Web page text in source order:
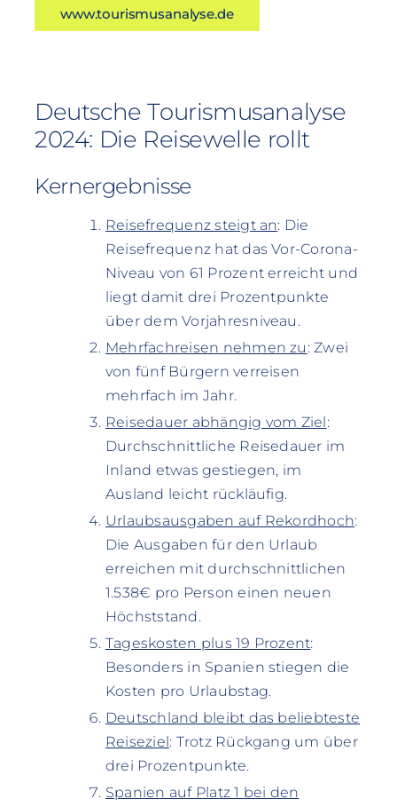
www.tourismusanalyse.de
Deutsche Tourismusanalyse
2024: Die Reisewelle rollt
Kernergebnisse
Reisefrequenz steigt an: Die
Reisefrequenz hat das Vor-Corona-
Niveau von 61 Prozent erreicht und
liegt damit drei Prozentpunkte
über dem Vorjahresniveau.
Mehrfachreisen nehmen zu : Zwei
von fünf Bürgern verreisen
mehrfach im Jahr.
Reisedauer abhängig vom Ziel :
Durchschnittliche Reisedauer im
Inland etwas gestiegen, im
Ausland leicht rückläufig.
Urlaubsausgaben auf Rekordhoch:
Die Ausgaben für den Urlaub
erreichen mit durchschnittlichen
1.538€ pro Person einen neuen
Höchststand.
Tageskosten plus 19 Prozent:
Besonders in Spanien stiegen die
Kosten pro Urlaubstag.
Deutschland bleibt das beliebteste
Reiseziel : Trotz Rückgang um über
drei Prozentpunkte.
Spanien auf Platz 1 bei den